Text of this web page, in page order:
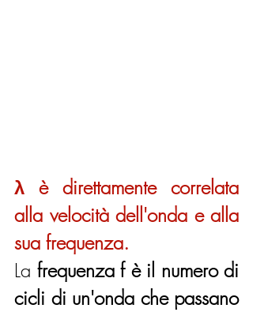
λ è direttamente correlata
alla velocità dell'onda e alla
sua frequenza.
La frequenza f è il numero di
cicli di un'onda che passano